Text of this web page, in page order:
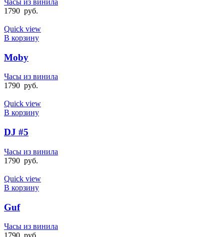
Часы из винила
1790 руб.
Quick view
В корзину
Moby
Часы из винила
1790 руб.
Quick view
В корзину
DJ #5
Часы из винила
1790 руб.
Quick view
В корзину
Guf
Часы из винила